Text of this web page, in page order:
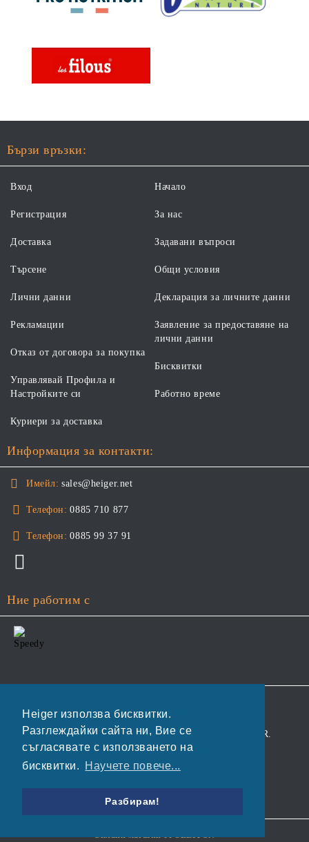
Heiger използва бисквитки.
Разглеждайки сайта ни, Вие се
съгласявате с използването на
бисквитки.
Научете повече...
Разбирам!
Бързи връзки:
Вход
Регистрация
Доставка
Търсене
Начало
За нас
Задавани въпроси
Общи условия
Лични данни
Рекламации
Отказ от договора за покупка
Управлявай Профила и
Настройките си
Декларация за личните данни
Заявление за предоставяне на
лични данни
Бисквитки
Работно време
Куриери за доставка
Информация за контакти:
Имейл: sales@heiger.net
Телефон: 0885 710 877
Телефон: 0885 99 37 91
Ние работим с
Нашият онлайн магазин е 100% съобразен с GDPR.
Моите лични данни
Онлайн магазин от SELITON